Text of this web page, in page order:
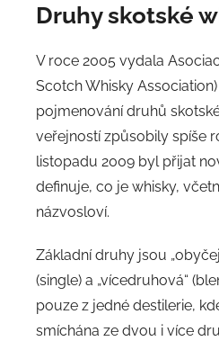
Druhyskotské
V roce 2005 vydala
Scotch Whisky
pojmenování druhů
veřejností způsobily spíše
listopadu 2009 byl přijat
definuje, co je whisky,
názvosloví.
Základní druhy jsou
(single) a „vícedruhová“
pouze z jedné destilerie,
smíchána ze dvou i více